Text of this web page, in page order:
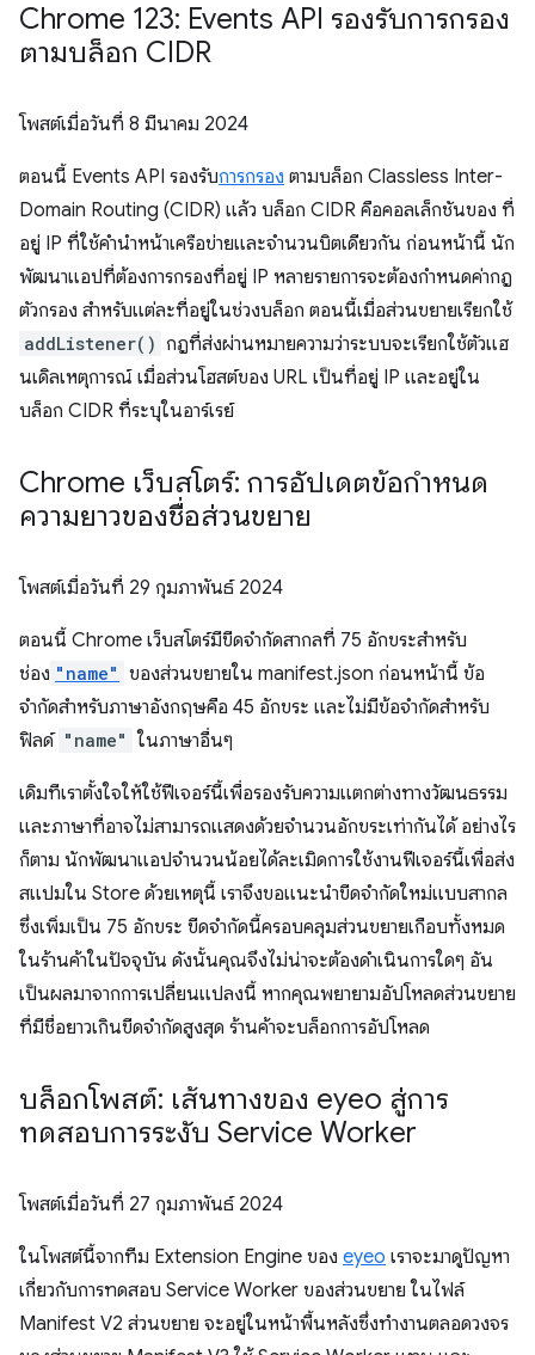
Chrome 123: Events API รองรับการกรอง
ตามบล็อก CIDR
โพสต์เมื่อวันที่ 8 มีนาคม 2024
ตอนนี้ Events API รองรับการกรอง ตามบล็อก Classless Inter-
Domain Routing (CIDR) แล้ว บล็อก CIDR คือคอลเล็กชันของ ที่
อยู่ IP ที่ใช้คำนำหน้าเครือข่ายและจำนวนบิตเดียวกัน ก่อนหน้านี้ นัก
พัฒนาแอปที่ต้องการกรองที่อยู่ IP หลายรายการจะต้องกำหนดค่ากฎ
ตัวกรอง สำหรับแต่ละที่อยู่ในช่วงบล็อก ตอนนี้เมื่อส่วนขยายเรียกใช้
addListener() กฎที่ส่งผ่านหมายความว่าระบบจะเรียกใช้ตัวแฮ
นเดิลเหตุการณ์ เมื่อส่วนโฮสต์ของ URL เป็นที่อยู่ IP และอยู่ใน
บล็อก CIDR ที่ระบุในอาร์เรย์
Chrome เว็บสโตร์: การอัปเดตข้อกำหนด
ความยาวของชื่อส่วนขยาย
โพสต์เมื่อวันที่ 29 กุมภาพันธ์ 2024
ตอนนี้ Chrome เว็บสโตร์มีขีดจำกัดสากลที่ 75 อักขระสำหรับ
ช่อง "name" ของส่วนขยายใน manifest.json ก่อนหน้านี้ ข้อ
จำกัดสำหรับภาษาอังกฤษคือ 45 อักขระ และไม่มีข้อจำกัดสำหรับ
ฟิลด์ "name" ในภาษาอื่นๆ
เดิมทีเราตั้งใจให้ใช้ฟีเจอร์นี้เพื่อรองรับความแตกต่างทางวัฒนธรรม
และภาษาที่อาจไม่สามารถแสดงด้วยจำนวนอักขระเท่ากันได้ อย่างไร
ก็ตาม นักพัฒนาแอปจำนวนน้อยได้ละเมิดการใช้งานฟีเจอร์นี้เพื่อส่ง
สแปมใน Store ด้วยเหตุนี้ เราจึงขอแนะนำขีดจำกัดใหม่แบบสากล
ซึ่งเพิ่มเป็น 75 อักขระ ขีดจำกัดนี้ครอบคลุมส่วนขยายเกือบทั้งหมด
ในร้านค้าในปัจจุบัน ดังนั้นคุณจึงไม่น่าจะต้องดำเนินการใดๆ อัน
เป็นผลมาจากการเปลี่ยนแปลงนี้ หากคุณพยายามอัปโหลดส่วนขยาย
ที่มีชื่อยาวเกินขีดจำกัดสูงสุด ร้านค้าจะบล็อกการอัปโหลด
บล็อกโพสต์: เส้นทางของ eyeo สู่การ
ทดสอบการระงับ Service Worker
โพสต์เมื่อวันที่ 27 กุมภาพันธ์ 2024
ในโพสต์นี้จากทีม Extension Engine ของ eyeo เราจะมาดูปัญหา
เกี่ยวกับการทดสอบ Service Worker ของส่วนขยาย ในไฟล์
Manifest V2 ส่วนขยาย จะอยู่ในหน้าพื้นหลังซึ่งทำงานตลอดวงจร